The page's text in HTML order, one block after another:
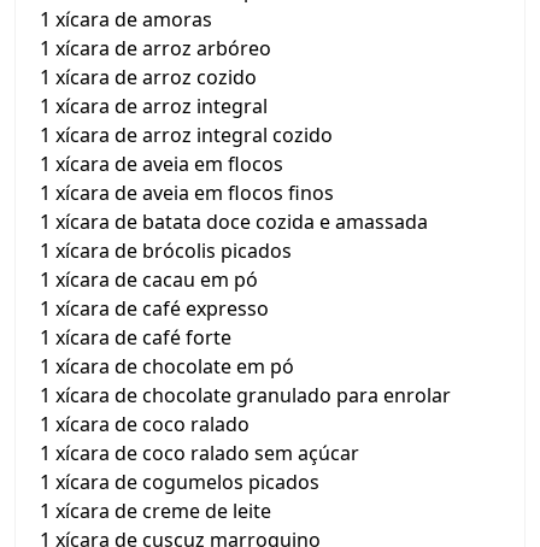
1 xícara de amoras
1 xícara de arroz arbóreo
1 xícara de arroz cozido
1 xícara de arroz integral
1 xícara de arroz integral cozido
1 xícara de aveia em flocos
1 xícara de aveia em flocos finos
1 xícara de batata doce cozida e amassada
1 xícara de brócolis picados
1 xícara de cacau em pó
1 xícara de café expresso
1 xícara de café forte
1 xícara de chocolate em pó
1 xícara de chocolate granulado para enrolar
1 xícara de coco ralado
1 xícara de coco ralado sem açúcar
1 xícara de cogumelos picados
1 xícara de creme de leite
1 xícara de cuscuz marroquino